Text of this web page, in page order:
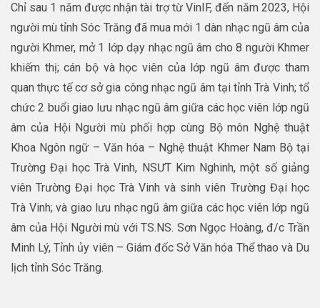
Chỉ sau 1 năm được nhận tài trợ từ VinIF, đến năm 2023, Hội
người mù tỉnh Sóc Trăng đã mua mới 1 dàn nhạc ngũ âm của
người Khmer, mở 1 lớp dạy nhạc ngũ âm cho 8 người Khmer
khiếm thị; cán bộ và học viên của lớp ngũ âm được tham
quan thực tế cơ sở gia công nhạc ngũ âm tại tỉnh Trà Vinh; tổ
chức 2 buổi giao lưu nhạc ngũ âm giữa các học viên lớp ngũ
âm của Hội Người mù phối hợp cùng Bộ môn Nghệ thuật
Khoa Ngôn ngữ – Văn hóa – Nghệ thuật Khmer Nam Bộ tại
Trường Đại học Trà Vinh, NSƯT Kim Nghinh, một số giảng
viên Trường Đại học Trà Vinh và sinh viên Trường Đại học
Trà Vinh; và giao lưu nhạc ngũ âm giữa các học viên lớp ngũ
âm của Hội Người mù với TS.NS. Sơn Ngọc Hoàng, đ/c Trần
Minh Lý, Tỉnh ủy viên – Giám đốc Sở Văn hóa Thể thao và Du
lịch tỉnh Sóc Trăng.